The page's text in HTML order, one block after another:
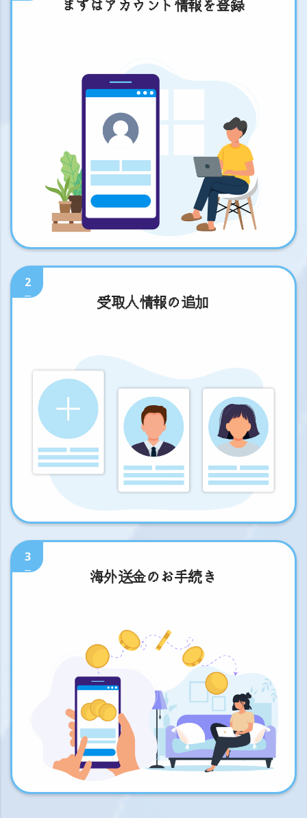
まずはアカウント情報を登録
2
受取人情報の追加
3
海外送金のお手続き